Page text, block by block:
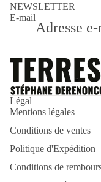
NEWSLETTER
E-mail
Légal
Mentions légales
Conditions de ventes
Politique d'Expédition
Conditions de
Politique de
Politique d’expédition
Politique de
Mentions légales
Conditions d’utilisation
Conditions générales de